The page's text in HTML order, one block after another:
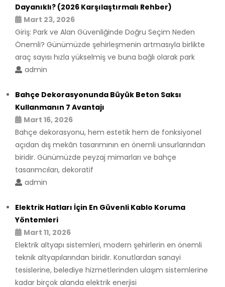
Dayanıklı? (2026 Karşılaştırmalı Rehber)
Mart 23, 2026
Giriş: Park ve Alan Güvenliğinde Doğru Seçim Neden
Önemli? Günümüzde şehirleşmenin artmasıyla birlikte
araç sayısı hızla yükselmiş ve buna bağlı olarak park
admin
Bahçe Dekorasyonunda Büyük Beton Saksı
Kullanmanın 7 Avantajı
Mart 16, 2026
Bahçe dekorasyonu, hem estetik hem de fonksiyonel
açıdan dış mekân tasarımının en önemli unsurlarından
biridir. Günümüzde peyzaj mimarları ve bahçe
tasarımcıları, dekoratif
admin
Elektrik Hatları İçin En Güvenli Kablo Koruma
Yöntemleri
Mart 11, 2026
Elektrik altyapı sistemleri, modern şehirlerin en önemli
teknik altyapılarından biridir. Konutlardan sanayi
tesislerine, belediye hizmetlerinden ulaşım sistemlerine
kadar birçok alanda elektrik enerjisi